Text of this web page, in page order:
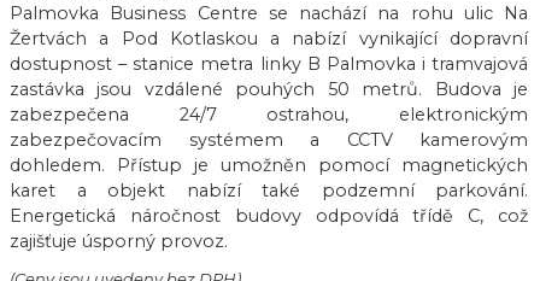
Palmovka Business Centre se nachází na rohu ulic Na
Žertvách a Pod Kotlaskou a nabízí vynikající dopravní
dostupnost – stanice metra linky B Palmovka i tramvajová
zastávka jsou vzdálené pouhých 50 metrů. Budova je
zabezpečena 24/7 ostrahou, elektronickým
zabezpečovacím systémem a CCTV kamerovým
dohledem. Přístup je umožněn pomocí magnetických
karet a objekt nabízí také podzemní parkování.
Energetická náročnost budovy odpovídá třídě C, což
zajišťuje úsporný provoz.